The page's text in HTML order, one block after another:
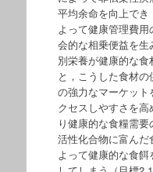
平均余命を向上でき
よって健康管理費
会的な相乗便益を生
別栄養が健康的な
と，こうした食材
の強力なマーケッ
クセスしやすさを高
り健康的な食糧需
活性化合物に富んだ
よって健康的な食餌